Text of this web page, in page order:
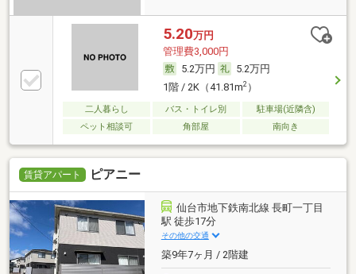
5.20万円
管理費3,000円
5.2万円
5.2万円
1階 / 2K（41.81m2）
二人暮らし バス・トイレ別
駐車場(近隣含)
ペット相談可
角部屋 南向き
賃貸アパート ピアニー
仙台市地下鉄南北線 長町一丁目
駅 徒歩17分
その他の交通
築9年7ヶ月 / 2階建